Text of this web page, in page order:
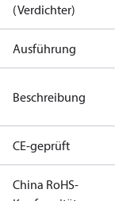
(Verdichter)
Ausführung
Beschreibung
CE-geprüft
China RoHS-